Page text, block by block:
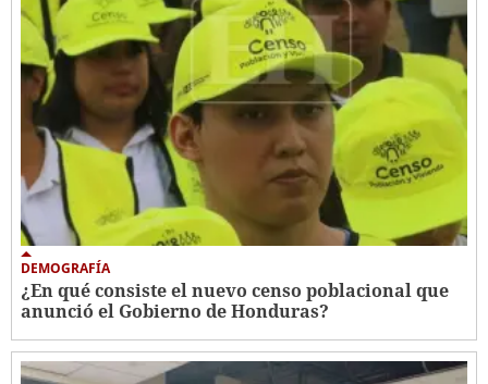
DEMOGRAFÍA
¿En qué consiste el nuevo censo poblacional que
anunció el Gobierno de Honduras?